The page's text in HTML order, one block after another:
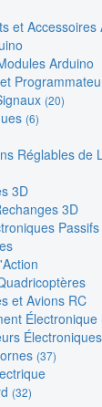
et Accessoires
Arduino
(20)
(6)
Réglables de
3D
3D
Passifs
et Avions RC
Électronique
Électroniques
(37)
(32)